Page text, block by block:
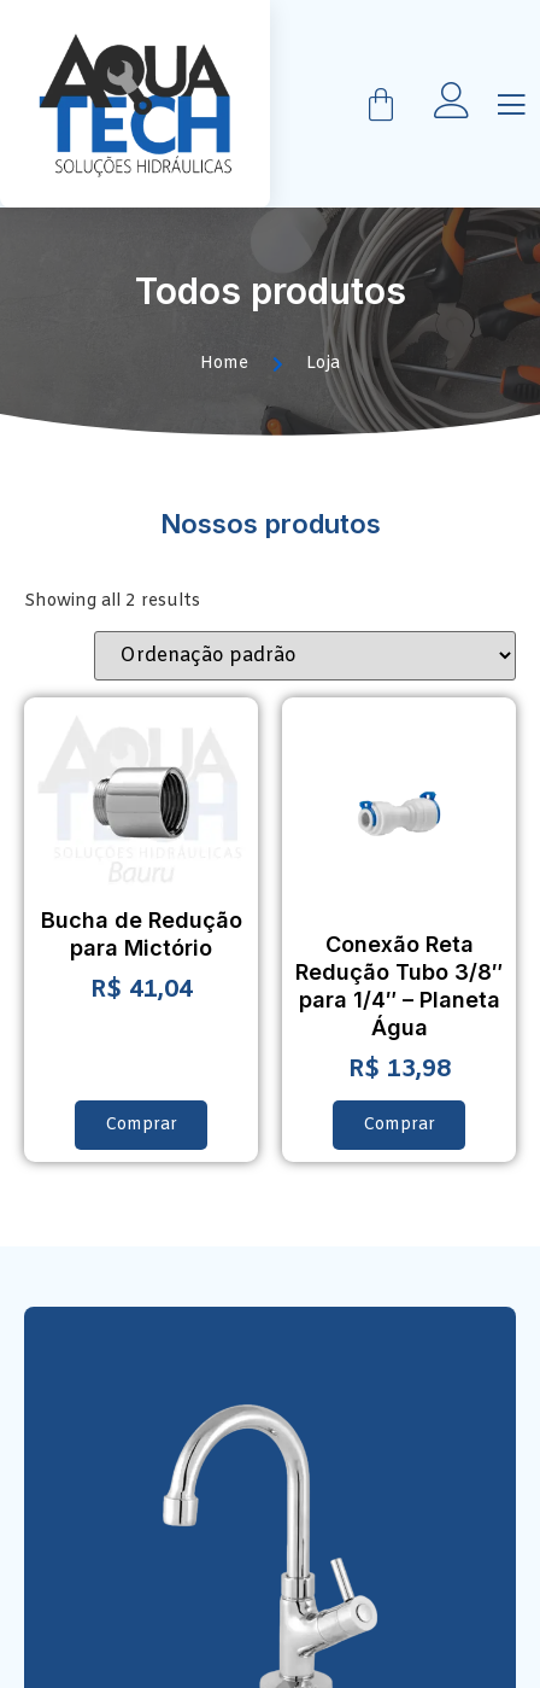
Todos produtos
Home Loja
Nossos produtos
Showing all 2 results
Bucha de Redução
para Mictório
R$ 41,04
Comprar
Conexão Reta
Redução Tubo 3/8″
para 1/4″ – Planeta
Água
R$ 13,98
Comprar